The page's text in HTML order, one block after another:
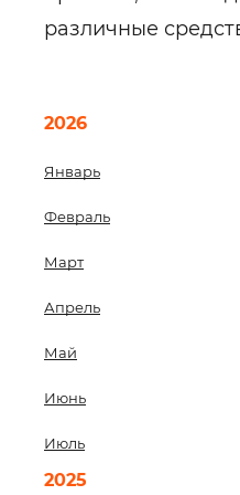
различные
2026
Январь
Февраль
Март
Апрель
Май
Июнь
Июль
2025